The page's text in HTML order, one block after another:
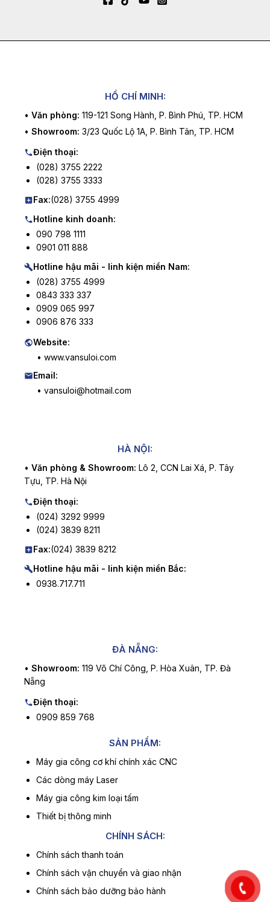
HỒ CHÍ MINH:
• Văn phòng: 119-121 Song Hành, P. Bình Phú, TP. HCM
• Showroom: 3/23 Quốc Lộ 1A, P. Bình Tân, TP. HCM
Điện thoại:
(028) 3755 2222
(028) 3755 3333
Fax:(028) 3755 4999
Hotline kinh doanh:
090 798 1111
0901 011 888
Hotline hậu mãi - linh kiện miền Nam:
(028) 3755 4999
0843 333 337
0909 065 997
0906 876 333
Website:
• www.vansuloi.com
Email:
• vansuloi@hotmail.com
HÀ NỘI:
• Văn phòng & Showroom: Lô 2, CCN Lai Xá, P. Tây
Tựu, TP. Hà Nội
Điện thoại:
(024) 3292 9999
(024) 3839 8211
Fax:(024) 3839 8212
Hotline hậu mãi - linh kiện miền Bắc:
0938.717.711
ĐÀ NẴNG:
• Showroom: 119 Võ Chí Công, P. Hòa Xuân, TP. Đà
Nẵng
Điện thoại:
0909 859 768
SẢN PHẨM:
Máy gia công cơ khí chính xác CNC
Các dòng máy Laser
Máy gia công kim loại tấm
Thiết bị thông minh
CHÍNH SÁCH:
Chính sách thanh toán
Chính sách vận chuyển và giao nhận
Chính sách bảo dưỡng bảo hành